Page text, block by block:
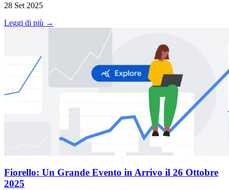
28 Set 2025
Leggi di più →
Fiorello: Un Grande Evento in Arrivo il 26 Ottobre
2025